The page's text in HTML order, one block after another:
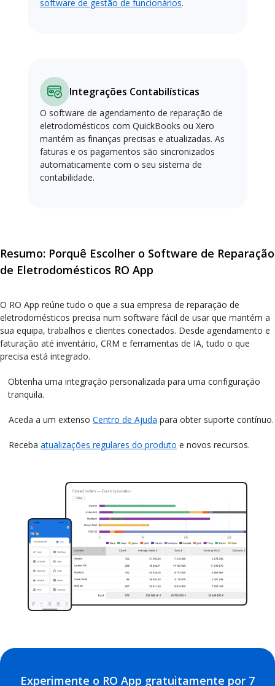
software de gestão de funcionários.
Integrações Contabilísticas
O software de agendamento de reparação de
eletrodomésticos com QuickBooks ou Xero
mantém as finanças precisas e atualizadas. As
faturas e os pagamentos são sincronizados
automaticamente com o seu sistema de
contabilidade.
Resumo: Porquê Escolher o Software de Reparação
de Eletrodomésticos RO App
O RO App reúne tudo o que a sua empresa de reparação de
eletrodomésticos precisa num software fácil de usar que mantém a
sua equipa, trabalhos e clientes conectados. Desde agendamento e
faturação até inventário, CRM e ferramentas de IA, tudo o que
precisa está integrado.
Obtenha uma integração personalizada para uma configuração
tranquila.
Aceda a um extenso Centro de Ajuda para obter suporte contínuo.
Receba atualizações regulares do produto e novos recursos.
Experimente o RO App gratuitamente por 7